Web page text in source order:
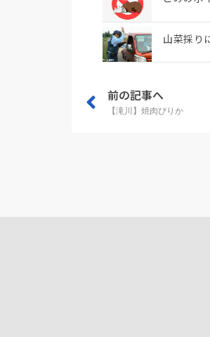
山菜採り
前の記事へ
【滝川】焼肉ぴりか